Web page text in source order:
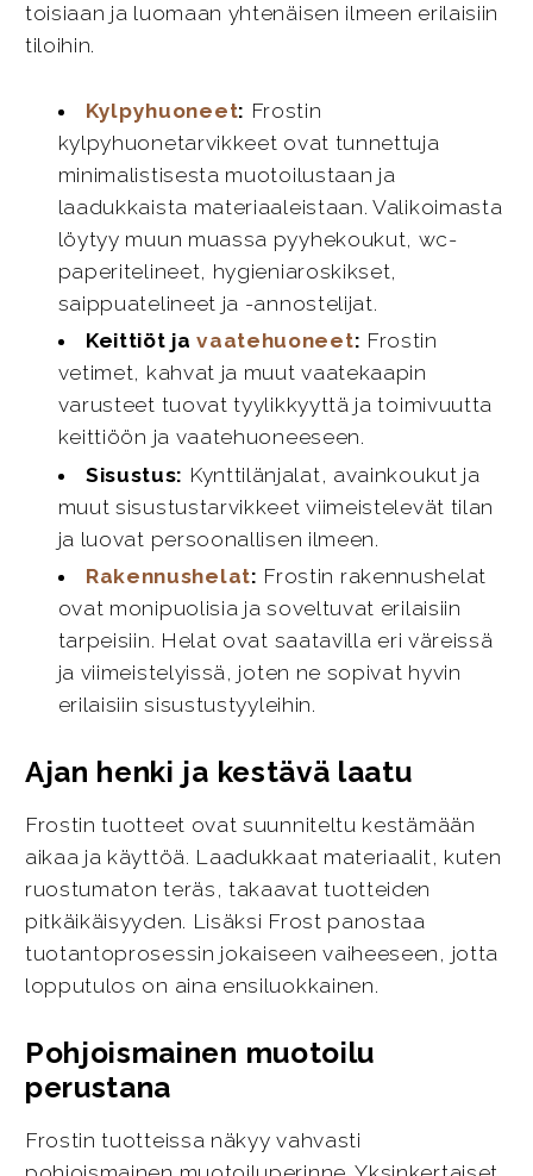
toisiaan ja luomaan yhtenäisen ilmeen erilaisiin
tiloihin.
Kylpyhuoneet: Frostin
kylpyhuonetarvikkeet ovat tunnettuja
minimalistisesta muotoilustaan ja
laadukkaista materiaaleistaan. Valikoimasta
löytyy muun muassa pyyhekoukut, wc-
paperitelineet, hygieniaroskikset,
saippuatelineet ja -annostelijat.
Keittiöt javaatehuoneet: Frostin
vetimet, kahvat ja muut vaatekaapin
varusteet tuovat tyylikkyyttä ja toimivuutta
keittiöön ja vaatehuoneeseen.
Sisustus: Kynttilänjalat, avainkoukut ja
muut sisustustarvikkeet viimeistelevät tilan
ja luovat persoonallisen ilmeen.
Rakennushelat: Frostin rakennushelat
ovat monipuolisia ja soveltuvat erilaisiin
tarpeisiin. Helat ovat saatavilla eri väreissä
ja viimeistelyissä, joten ne sopivat hyvin
erilaisiin sisustustyyleihin.
Ajan henki ja kestävä laatu
Frostin tuotteet ovat suunniteltu kestämään
aikaa ja käyttöä. Laadukkaat materiaalit, kuten
ruostumaton teräs, takaavat tuotteiden
pitkäikäisyyden. Lisäksi Frost panostaa
tuotantoprosessin jokaiseen vaiheeseen, jotta
lopputulos on aina ensiluokkainen.
Pohjoismainen muotoilu
perustana
Frostin tuotteissa näkyy vahvasti